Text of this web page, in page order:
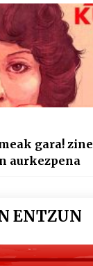
gara! zine
aurkezpena
ENTZUN